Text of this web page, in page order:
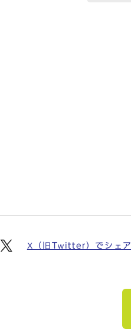
X（旧Twitter）でシェア